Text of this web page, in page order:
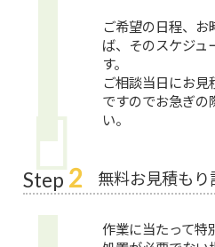
ご希望の日程、
ば、そのスケジュ
す。
ご相談当日にお
ですのでお急ぎの
い。
Step 2 無料お見積も
作業に当たって特